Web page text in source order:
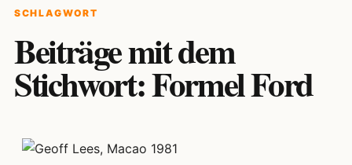
SCHLAGWORT
Beiträge mit dem
Stichwort: Formel Ford